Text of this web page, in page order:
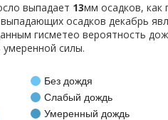
выпадает 13мм осадков, как
осадков декабрь
гисметео вероятность
силы.
Без дождя
Слабый дождь
Умеренный дождь